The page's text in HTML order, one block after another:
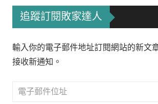
追蹤訂閱敗家達人
輸入你的電子郵件地址訂閱網站的新文
接收新通知。
電